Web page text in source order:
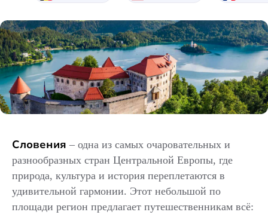
Словения – одна из самых очаровательных и
разнообразных стран Центральной Европы, где
природа, культура и история переплетаются в
удивительной гармонии. Этот небольшой по
площади регион предлагает путешественникам всё: